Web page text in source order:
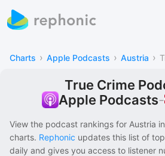
Charts › Apple Podcasts › Austria ›
True Crime
Apple Podcasts-
View the podcast rankings for Austria
charts. Rephonic updates this list of top
daily and gives you access to listener